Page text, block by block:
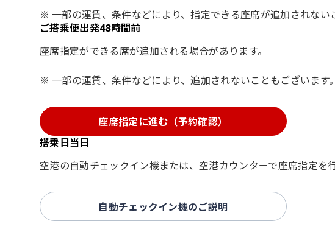
一部の運賃、条件などにより、指定できる座席が追加されない
ご搭乗便出発48時間前
座席指定ができる席が追加される場合があります。
一部の運賃、条件などにより、追加されないこともございます。
座席指定に進む（予約確認）
搭乗日当日
空港の自動チェックイン機または、空港カウンターで座席指定
自動チェックイン機のご説明